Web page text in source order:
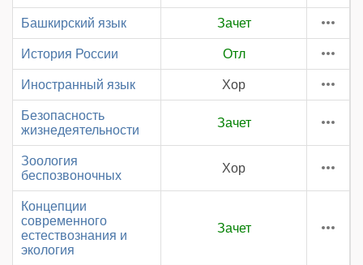
Башкирский язык Зачет
История России Отл
Иностранный язык Хор
Безопасность
жизнедеятельности
Зачет
Зоология
беспозвоночных
Хор
Концепции
современного
естествознания и
экология
Зачет